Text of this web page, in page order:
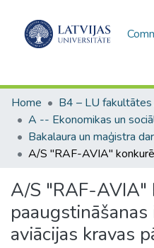
Home
A/S "RAF-AVIA"
paaugstināšanas
aviācijas kravas